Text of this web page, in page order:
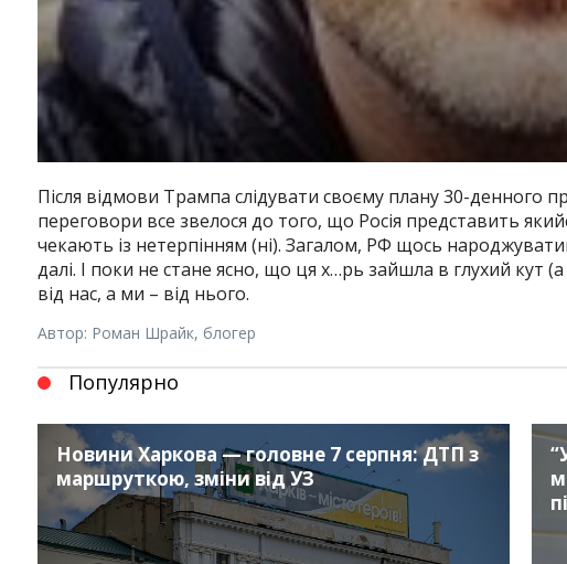
Після відмови Трампа слідувати своєму плану 30-денного
переговори все звелося до того, що Росія представить
чекають із нетерпінням (ні). Загалом, РФ щось
далі. І поки не стане ясно, що ця х…рь зайшла в глухий
від нас, а ми – від нього.
Автор: Роман Шрайк, блогер
Популярно
Новини Харкова — головне 7 серпня: ДТП з
маршруткою, зміни від УЗ